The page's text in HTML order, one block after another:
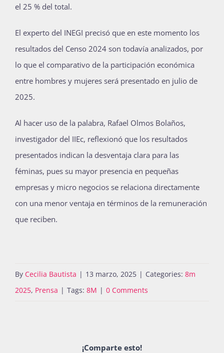
el 25 % del total.
El experto del INEGI precisó que en este momento los
resultados del Censo 2024 son todavía analizados, por
lo que el comparativo de la participación económica
entre hombres y mujeres será presentado en julio de
2025.
Al hacer uso de la palabra, Rafael Olmos Bolaños,
investigador del IIEc, reflexionó que los resultados
presentados indican la desventaja clara para las
féminas, pues su mayor presencia en pequeñas
empresas y micro negocios se relaciona directamente
con una menor ventaja en términos de la remuneración
que reciben.
By Cecilia Bautista | 13 marzo, 2025 | Categories: 8m
2025, Prensa | Tags: 8M | 0 Comments
¡Comparte esto!